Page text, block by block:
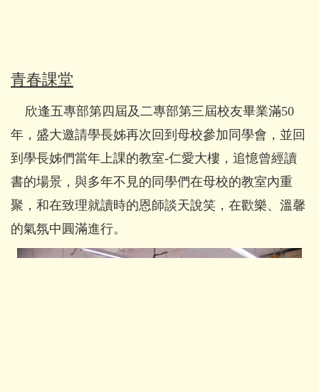
青春課堂
欣逢五專部第四屆及二專部第三屆校友畢業滿50
年，盛大邀請學長姊再次回到母校參加同學會，並回
到學長姊們當年上課的教室-仁愛大樓，追憶曾經讀
書的場景，與多年不見的同學們在母校的教室內重
聚，和在致理就讀時的恩師談天說笑，在歡樂、溫馨
的氣氛中圓滿進行。